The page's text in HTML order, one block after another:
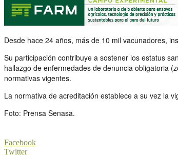
Desde hace 24 años, más de 10 mil vacunadores,
Su participación contribuye a sostener los estatus
hallazgo de enfermedades de denuncia obligatoria
normativas vigentes.
La normativa de acreditación establece a su vez la
Foto: Prensa Senasa.
Facebook
Twitter